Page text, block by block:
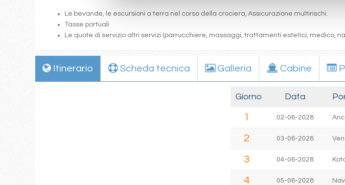
Le bevande, le escursioni a terra nel corso della crociera, Assicurazione multirischi.
Tasse portuali
Le quote di servizio altri servizi (parrucchiere, massaggi, trattamenti estetici, medico,
Itinerario Scheda tecnica Galleria Cabine
Giorno Data
1 02-06-2028
2 03-06-2028
3 04-06-2028
4 05-06-2028